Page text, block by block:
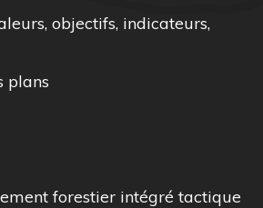
objectifs, indicateurs,
plans
forestier intégré tactique